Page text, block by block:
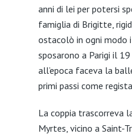
anni di lei per potersi
famiglia di Brigitte,
ostacolò in ogni modo
sposarono a Parigi il
all’epoca faceva la
primi passi come
La coppia trascorreva
Myrtes, vicino a Saint-